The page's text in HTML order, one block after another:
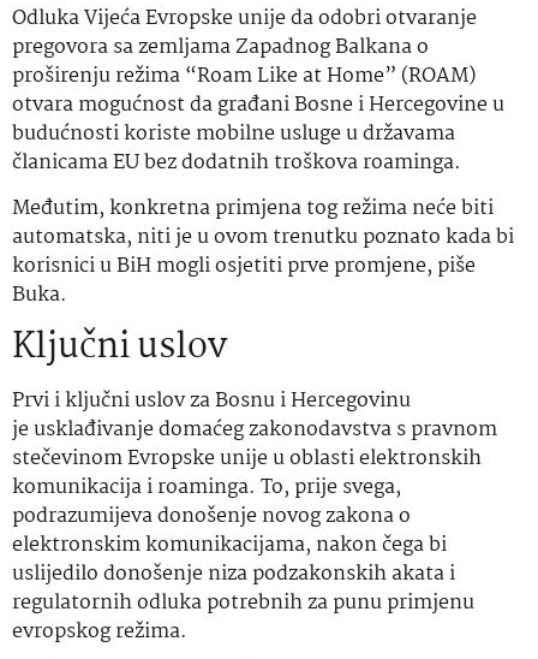
Odluka Vijeća Evropske unije da odobri otvaranje
pregovora sa zemljama Zapadnog Balkana o
proširenju režima “Roam Like at Home” (ROAM)
otvara mogućnost da građani Bosne i Hercegovine u
budućnosti koriste mobilne usluge u državama
članicama EU bez dodatnih troškova roaminga.
Međutim, konkretna primjena tog režima neće biti
automatska, niti je u ovom trenutku poznato kada bi
korisnici u BiH mogli osjetiti prve promjene, piše
Buka.
Ključni uslov
Prvi i ključni uslov za Bosnu i Hercegovinu
je usklađivanje domaćeg zakonodavstva s pravnom
stečevinom Evropske unije u oblasti elektronskih
komunikacija i roaminga. To, prije svega,
podrazumijeva donošenje novog zakona o
elektronskim komunikacijama, nakon čega bi
uslijedilo donošenje niza podzakonskih akata i
regulatornih odluka potrebnih za punu primjenu
evropskog režima.